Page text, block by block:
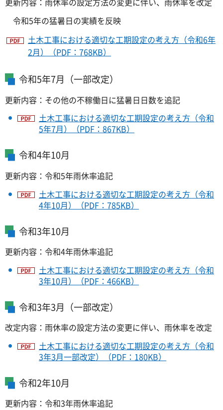
令和5年の猛暑日の実績を反映
土木工事における適切な工期設定の考え方（令和6年
2月）（PDF：768KB）
令和5年7月（一部改定）
更新内容：その他の不稼働日に猛暑日日数を追記
土木工事における適切な工期設定の考え方（令和
5年7月）（PDF：867KB）
令和4年10月
更新内容：令和5年雨休率追記
土木工事における適切な工期設定の考え方（令和
4年10月）（PDF：785KB）
令和3年10月
更新内容：令和4年雨休率追記
土木工事における適切な工期設定の考え方（令和
3年10月）（PDF：466KB）
令和3年3月（一部改定）
改定内容：雨休率の設定方法の変更に伴い、雨休率を改定
土木工事における適切な工期設定の考え方（令和
3年3月一部改定）（PDF：180KB）
令和2年10月
更新内容：令和3年雨休率追記